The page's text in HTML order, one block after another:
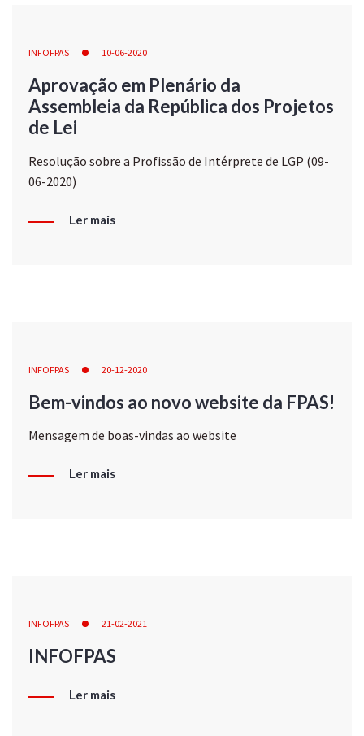
INFOFPAS 10-06-2020
Aprovação em Plenário da
Assembleia da República dos Projetos
de Lei
Resolução sobre a Profissão de Intérprete de LGP (09-
06-2020)
Ler mais
INFOFPAS 20-12-2020
Bem-vindos ao novo website da FPAS!
Mensagem de boas-vindas ao website
Ler mais
INFOFPAS 21-02-2021
INFOFPAS
Ler mais